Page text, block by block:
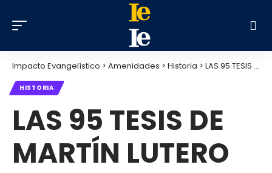
Impacto Evangelístico > Amenidades > Historia > LAS 95 TESIS DE MARTÍN LUTERO
HISTORIA
LAS 95 TESIS DE
MARTÍN LUTERO